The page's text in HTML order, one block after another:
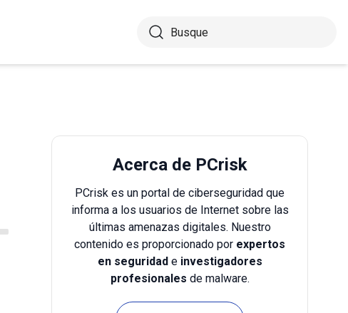
Acerca de PCrisk
PCrisk es un portal de ciberseguridad que
informa a los usuarios de Internet sobre las
últimas amenazas digitales. Nuestro
contenido es proporcionado por expertos
en seguridade investigadores
profesionales de malware.